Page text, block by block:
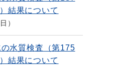
結果について
水質検査（第175
結果について